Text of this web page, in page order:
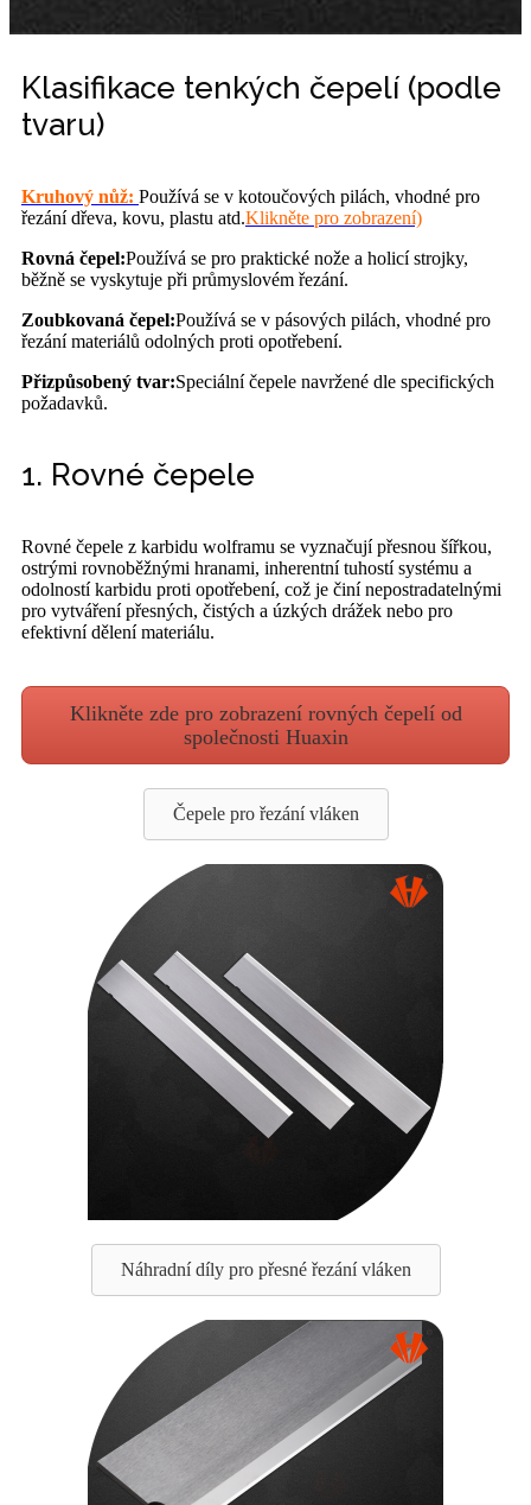
Klasifikace tenkých čepelí (podle
tvaru)
Kruhový nůž: Používá se v kotoučových pilách, vhodné pro
řezání dřeva, kovu, plastu atd.Klikněte pro zobrazení)
Rovná čepel:Používá se pro praktické nože a holicí strojky,
běžně se vyskytuje při průmyslovém řezání.
Zoubkovaná čepel:Používá se v pásových pilách, vhodné pro
řezání materiálů odolných proti opotřebení.
Přizpůsobený tvar:Speciální čepele navržené dle specifických
požadavků.
1. Rovné čepele
Rovné čepele z karbidu wolframu se vyznačují přesnou šířkou,
ostrými rovnoběžnými hranami, inherentní tuhostí systému a
odolností karbidu proti opotřebení, což je činí nepostradatelnými
pro vytváření přesných, čistých a úzkých drážek nebo pro
efektivní dělení materiálu.
Klikněte zde pro zobrazení rovných čepelí od
společnosti Huaxin
Čepele pro řezání vláken
Náhradní díly pro přesné řezání vláken